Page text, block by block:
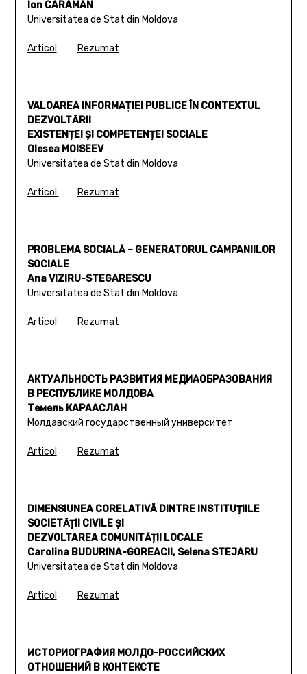
Ion CARAMAN
Universitatea de Stat din Moldova
Articol Rezumat
VALOAREA INFORMAŢIEI PUBLICE ÎN CONTEXTUL
DEZVOLTĂRII
EXISTENȚEI ȘI COMPETENȚEI SOCIALE
Olesea MOISEEV
Universitatea de Stat din Moldova
Articol Rezumat
PROBLEMA SOCIALĂ – GENERATORUL CAMPANIILOR
SOCIALE
Ana VIZIRU-STEGARESCU
Universitatea de Stat din Moldova
Articol Rezumat
АКТУАЛЬНОСТЬ РАЗВИТИЯ МЕДИАОБРАЗОВАНИЯ
В РЕСПУБЛИКЕ МОЛДОВА
Темель КАРААСЛАН
Молдавский государственный университет
Articol Rezumat
DIMENSIUNEA CORELATIVĂ DINTRE INSTITUȚIILE
SOCIETĂȚII CIVILE ȘI
DEZVOLTAREA COMUNITĂȚII LOCALE
Carolina BUDURINA-GOREACII, Selena STEJARU
Universitatea de Stat din Moldova
Articol Rezumat
ИСТОРИОГРАФИЯ МОЛДО-РОССИЙСКИХ
ОТНОШЕНИЙ В КОНТЕКСТЕ